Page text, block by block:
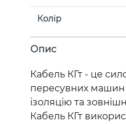
Колір
Опис
Кабель КГт - це
пересувних машин
ізоляцію та
Кабель КГт